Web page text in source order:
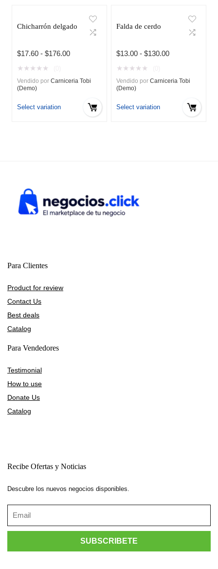
Chicharrón delgado
$17.60 - $176.00Rango
desde
$176.00
★ ★ ★ ★ ★
Vendido por Carniceria Tobi
(Demo)
Select variation
Falda de cerdo
$13.00 - $130.00Rango
desde
$130.00
★ ★ ★ ★ ★
Vendido por Carniceria Tobi
(Demo)
Select variation
Para Clientes
Product for review
Contact Us
Best deals
Catalog
Para Vendedores
Testimonial
How to use
Donate Us
Catalog
Recibe Ofertas y Noticias
Descubre los nuevos negocios disponibles.